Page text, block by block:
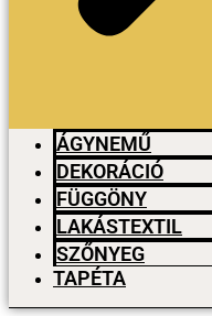
ÁGYNEMŰ
DEKORÁCIÓ
FÜGGÖNY
LAKÁSTEXTIL
SZŐNYEG
TAPÉTA